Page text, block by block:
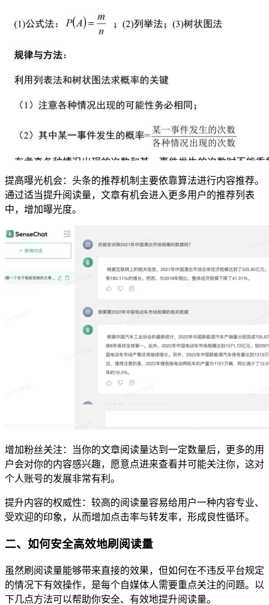
提高曝光机会：头条的推荐机制主要依靠算法进行内容推荐。
通过适当提升阅读量，文章有机会进入更多用户的推荐列表
中，增加曝光度。
增加粉丝关注：当你的文章阅读量达到一定数量后，更多的用
户会对你的内容感兴趣，愿意点进来查看并可能关注你，这对
个人账号的发展非常有利。
提升内容的权威性：较高的阅读量容易给用户一种内容专业、
受欢迎的印象，从而增加点击率与转发率，形成良性循环。
二、如何安全高效地刷阅读量
虽然刷阅读量能够带来直接的效果，但如何在不违反平台规定
的情况下有效操作，是每个自媒体人需要重点关注的问题。以
下几点方法可以帮助你安全、有效地提升阅读量。